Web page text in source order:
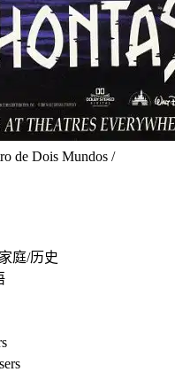
Dois Mundos /
庭/历史